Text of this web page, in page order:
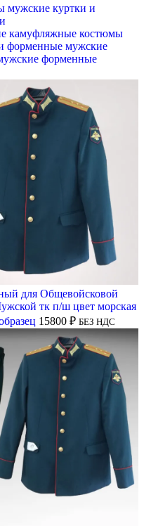
мужские куртки и
камуфляжные костюмы
форменные мужские
форменные
для Общевойсковой
тк п/ш цвет морская
15800 ₽ БЕЗ НДС